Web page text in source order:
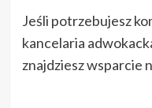
Jeśli potrzebujesz
kancelaria
znajdziesz wsparcie